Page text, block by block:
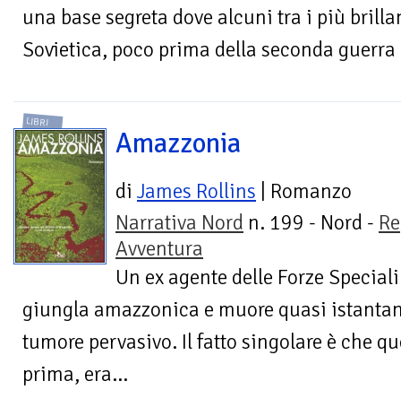
una base segreta dove alcuni tra i più
Sovietica, poco prima della seconda
LIBRI
Amazzonia
di James Rollins | Romanzo
Narrativa Nord n. 199 - Nord -
Avventura
Un ex agente delle Forze
giungla amazzonica e muore quasi
tumore pervasivo. Il fatto singolare è che
prima, era...